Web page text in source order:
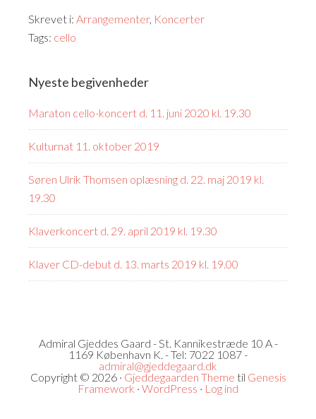
Skrevet i: Arrangementer, Koncerter
Tags: cello
Nyeste begivenheder
Maraton cello-koncert d. 11. juni 2020 kl. 19.30
Kulturnat 11. oktober 2019
Søren Ulrik Thomsen oplæsning d. 22. maj 2019 kl.
19.30
Klaverkoncert d. 29. april 2019 kl. 19.30
Klaver CD-debut d. 13. marts 2019 kl. 19.00
Admiral Gjeddes Gaard - St. Kannikestræde 10 A -
1169 København K. - Tel: 7022 1087 -
admiral@gjeddegaard.dk
Copyright © 2026 · Gjeddegaarden Theme til Genesis
Framework · WordPress · Log ind